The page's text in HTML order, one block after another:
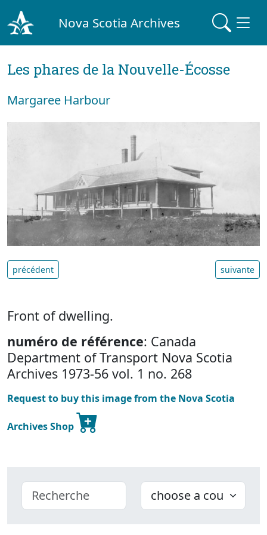
Nova Scotia Archives
Les phares de la Nouvelle-Écosse
Margaree Harbour
précédent suivante
Front of dwelling.
numéro de référence: Canada
Department of Transport Nova Scotia
Archives 1973-56 vol. 1 no. 268
Request to buy this image from the Nova Scotia
Archives Shop